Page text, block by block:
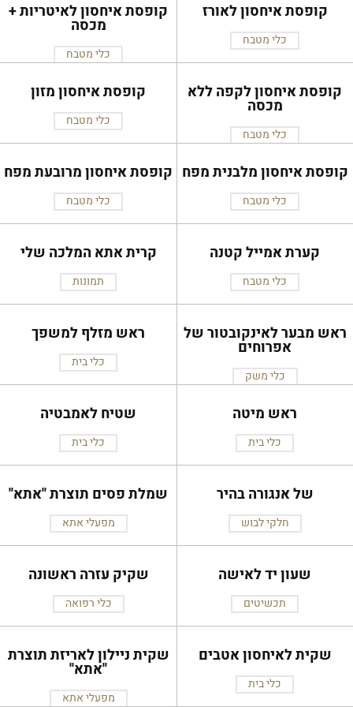
קופסת איחסון לאורז
כלי מטבח
קופסת איחסון לאיטריות +
מכסה
כלי מטבח
קופסת איחסון לקפה ללא
מכסה
כלי מטבח
קופסת איחסון מזון
כלי מטבח
קופסת איחסון מלבנית מפח
כלי מטבח
קופסת איחסון מרובעת מפח
כלי מטבח
קערת אמייל קטנה
כלי מטבח
קרית אתא המלכה שלי
תמונות
ראש מבער לאינקובטור של
אפרוחים
כלי משק
ראש מזלף למשפך
כלי בית
ראש מיטה
כלי בית
שטיח לאמבטיה
כלי בית
של אנגורה בהיר
חלקי לבוש
שמלת פסים תוצרת ''אתא''
מפעלי אתא
שעון יד לאישה
תכשיטים
שקיק עזרה ראשונה
כלי רפואה
שקית לאיחסון אטבים
כלי בית
שקית ניילון לאריזת תוצרת
''אתא''
מפעלי אתא